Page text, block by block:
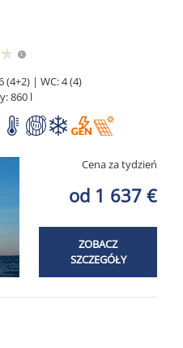
(4+2) | WC: 4 (4)
860 l
Cena za tydzień
od 1 637 €
ZOBACZ
SZCZEGÓŁY